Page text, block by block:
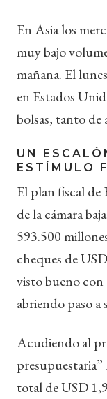
En Asia los
muy bajo
mañana. El
en Estados
bolsas, tanto de
UN
ESTÍMULO
El plan fiscal de
de la cámara
593.500
cheques de
visto bueno con
abriendo paso
Acudiendo al
presupuestaria”
total de USD